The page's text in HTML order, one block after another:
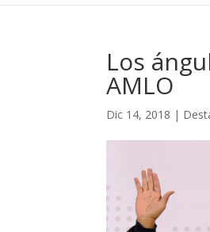
Los
AMLO
Dic 14, 2018 |